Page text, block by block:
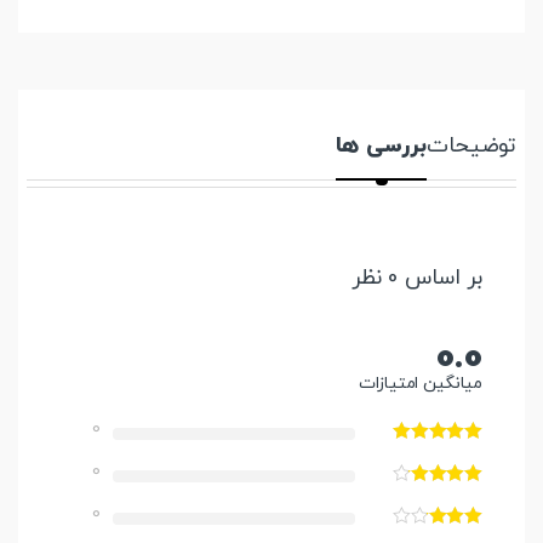
توضیحاتبررسی ها
بر اساس 0 نظر
0.0
میانگین امتیازات
0
0
0